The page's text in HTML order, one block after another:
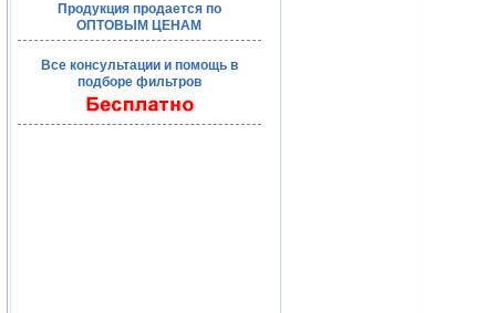
Продукция продается по
ОПТОВЫМ ЦЕНАМ
Все консультации и помощь в
подборе фильтров